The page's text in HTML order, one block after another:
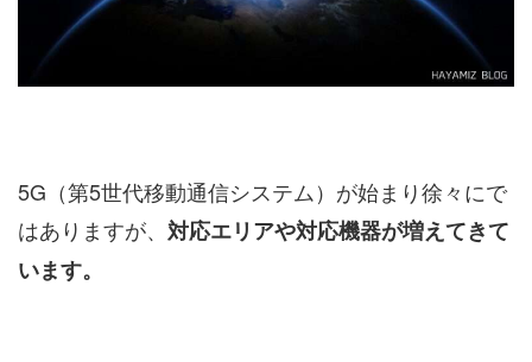
5G（第5世代移動通信システム）が始まり徐々にで
はありますが、 対応エリアや対応機器が増えてきて
います。